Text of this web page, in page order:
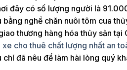
đây có số lượng người là
nghề chăn nuôi tôm cua
thương hàng hóa thủy sản
xe cho thuê chất lượng nhất an
đã nêu để làm hài lòng quý